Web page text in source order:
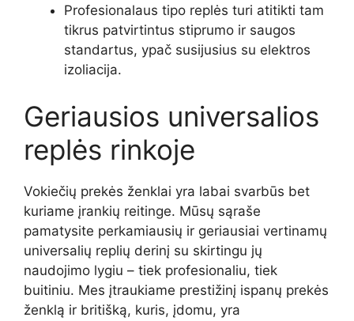
Profesionalaus tipo replės turi atitikti tam
tikrus patvirtintus stiprumo ir saugos
standartus, ypač susijusius su elektros
izoliacija.
Geriausios universalios
replės rinkoje
Vokiečių prekės ženklai yra labai svarbūs bet
kuriame įrankių reitinge. Mūsų sąraše
pamatysite perkamiausių ir geriausiai vertinamų
universalių replių derinį su skirtingu jų
naudojimo lygiu – tiek profesionaliu, tiek
buitiniu. Mes įtraukiame prestižinį ispanų prekės
ženklą ir britišką, kuris, įdomu, yra